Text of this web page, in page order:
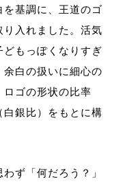
を基調に、王道のゴ
入れました。活気
もっぽくなりすぎ
白の扱いに細心の
ゴの形状の比率
銀比）をもとに構
ず「何だろう？」